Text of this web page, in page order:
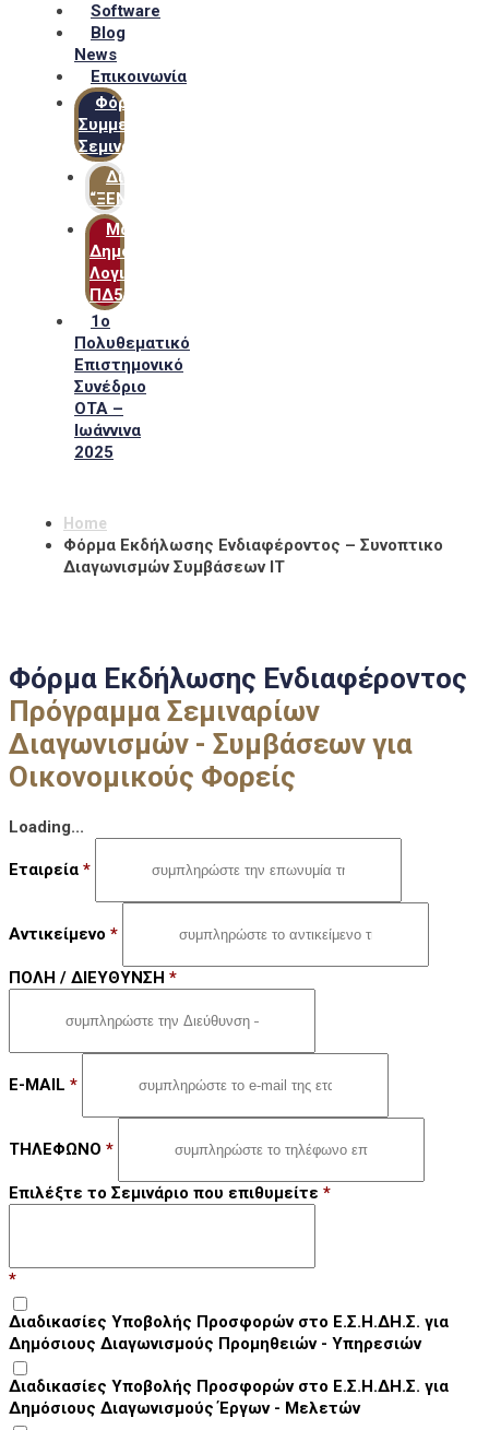
Software
Blog
News
Επικοινωνία
Φόρμα
Συμμετοχής
Σεμιναρίων
Δίκτυο
“ΞΕΝΟΦΩΝ”
Μακροχρόνιο
Δημόσιο
Λογιστικό
ΠΔ54
1ο
Πολυθεματικό
Επιστημονικό
Συνέδριο
ΟΤΑ –
Ιωάννινα
2025
Home
Φόρμα Εκδήλωσης Ενδιαφέροντος – Συνοπτικο
Διαγωνισμών Συμβάσεων ΙΤ
Φόρμα Εκδήλωσης Ενδιαφέροντος
Πρόγραμμα Σεμιναρίων
Διαγωνισμών - Συμβάσεων για
Οικονομικούς Φορείς
Loading...
Εταιρεία *
Αντικείμενο *
ΠΟΛΗ / ΔΙΕΥΘΥΝΣΗ *
E-MAIL *
ΤΗΛΕΦΩΝΟ *
Επιλέξτε το Σεμινάριο που επιθυμείτε *
*
Διαδικασίες Υποβολής Προσφορών στο Ε.Σ.Η.ΔΗ.Σ. για
Δημόσιους Διαγωνισμούς Προμηθειών - Υπηρεσιών
Διαδικασίες Υποβολής Προσφορών στο Ε.Σ.Η.ΔΗ.Σ. για
Δημόσιους Διαγωνισμούς Έργων - Μελετών